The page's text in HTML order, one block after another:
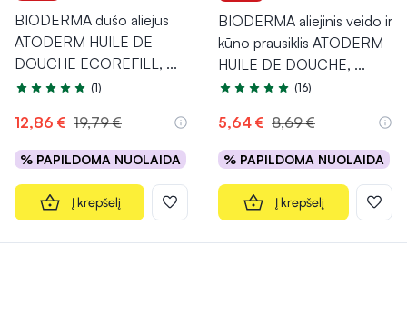
BIODERMA dušo aliejus
ATODERM HUILE DE
DOUCHE ECOREFILL, ...
Įvertinimas 5.0 iš 5
(1)
12,86 € 19,79 €
% PAPILDOMA NUOLAIDA
Į krepšelį
BIODERMA aliejinis veido ir
kūno prausiklis ATODERM
HUILE DE DOUCHE, ...
Įvertinimas 4.9 iš 5
(16)
5,64 € 8,69 €
% PAPILDOMA NUOLAIDA
Į krepšelį